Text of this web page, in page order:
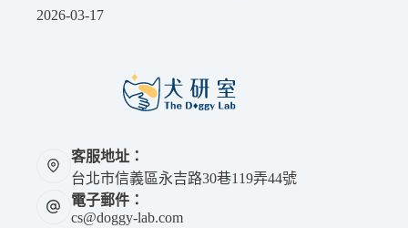
2026-03-17
客服地址：
台北市信義區永吉路30巷119弄44號
電子郵件：
cs@doggy-lab.com